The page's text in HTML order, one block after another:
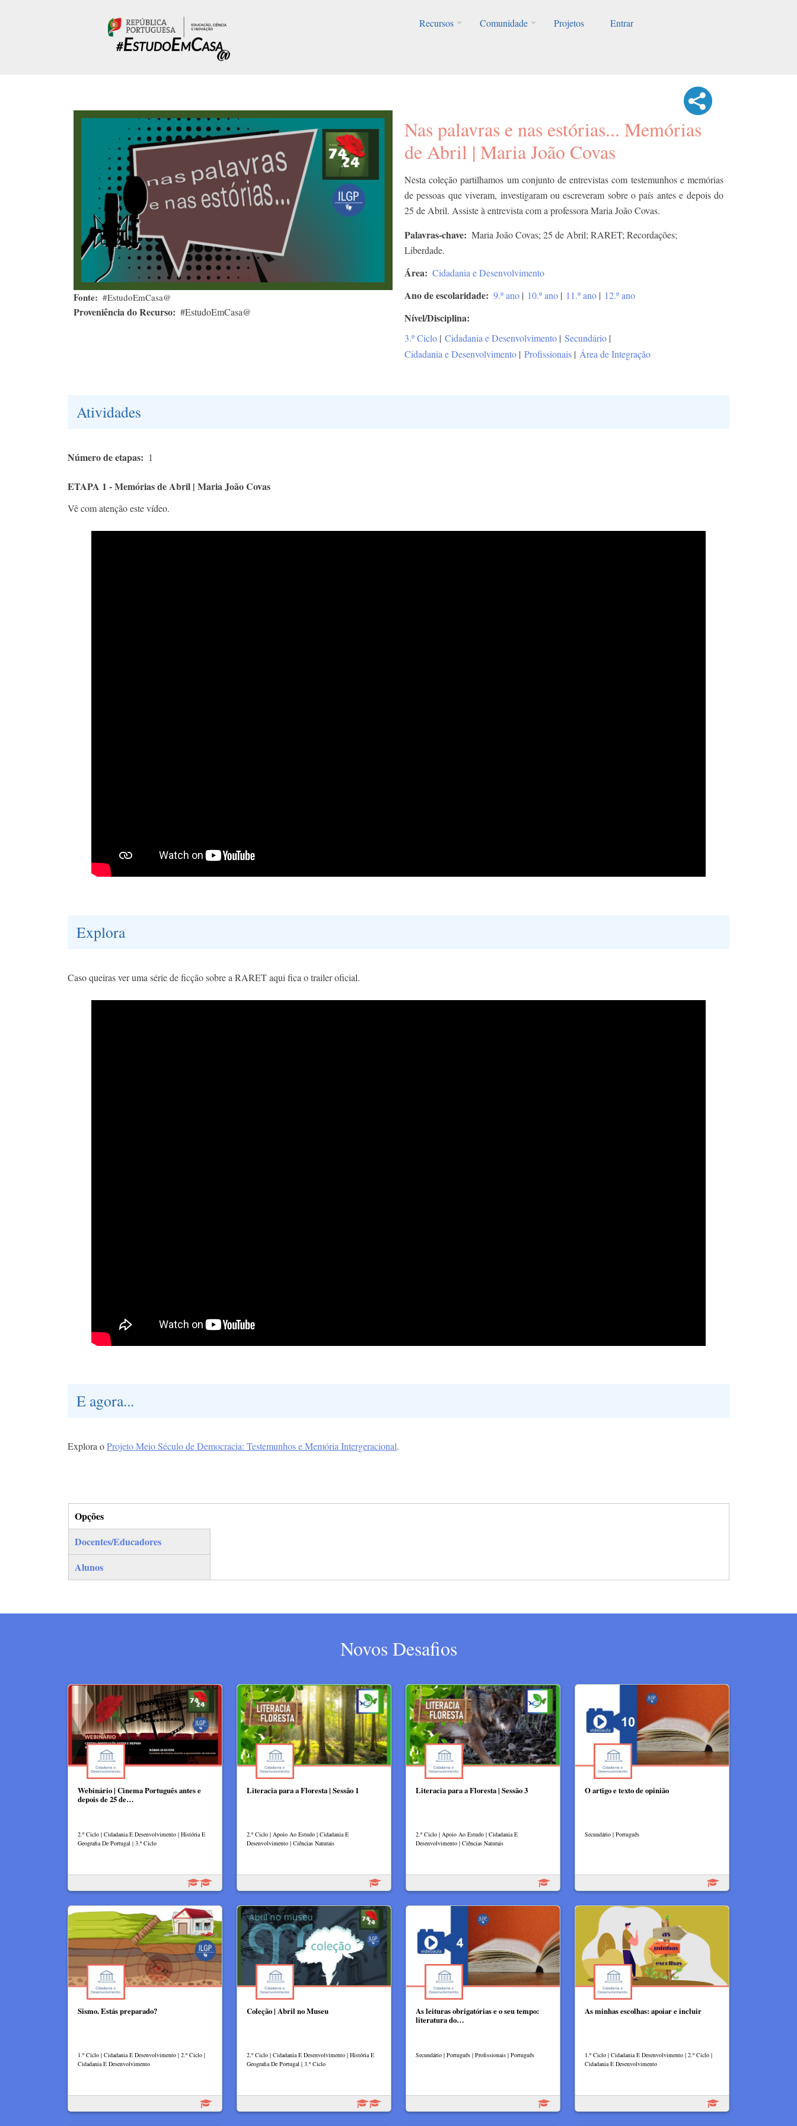
Recursos
Comunidade Projetos Entrar
Fonte #EstudoEmCasa@
Proveniência do Recurso #EstudoEmCasa@
Nas palavras e nas estórias... Memórias
de Abril | Maria João Covas
Nesta coleção partilhamos um conjunto de entrevistas com testemunhos e memórias
de pessoas que viveram, investigaram ou escreveram sobre o país antes e depois do
25 de Abril. Assiste à entrevista com a professora Maria João Covas.
Palavras-chave
Maria João Covas; 25 de Abril; RARET; Recordações;
Liberdade.
Área Cidadania e Desenvolvimento
Ano de escolaridade 9.º ano | 10.º ano | 11.º ano | 12.º ano
Nível/Disciplina
3.º Ciclo | Cidadania e Desenvolvimento | Secundário |
Cidadania e Desenvolvimento | Profissionais | Área de Integração
Atividades
Número de etapas 1
ETAPA 1 - Memórias de Abril | Maria João Covas
Vê com atenção este vídeo.
Explora
Caso queiras ver uma série de ficção sobre a RARET aqui fica o trailer oficial.
E agora...
Explora oProjeto Meio Século de Democracia: Testemunhos e Memória Intergeracional.
Opções
(separador ativo)
Docentes/Educadores
Alunos
Novos Desafios
Webinário | Cinema Português antes e
depois de 25 de…
2.º Ciclo | Cidadania E Desenvolvimento | História E
Geografia De Portugal | 3.º Ciclo
Literacia para a Floresta | Sessão 1
2.º Ciclo | Apoio Ao Estudo | Cidadania E
Desenvolvimento | Ciências Naturais
Literacia para a Floresta | Sessão 3
2.º Ciclo | Apoio Ao Estudo | Cidadania E
Desenvolvimento | Ciências Naturais
O artigo e texto de opinião
Secundário | Português
Sismo. Estás preparado?
1.º Ciclo | Cidadania E Desenvolvimento | 2.º Ciclo |
Cidadania E Desenvolvimento
Coleção | Abril no Museu
2.º Ciclo | Cidadania E Desenvolvimento | História E
Geografia De Portugal | 3.º Ciclo
As leituras obrigatórias e o seu tempo:
literatura do…
Secundário | Português | Profissionais | Português
As minhas escolhas: apoiar e incluir
1.º Ciclo | Cidadania E Desenvolvimento | 2.º Ciclo |
Cidadania E Desenvolvimento